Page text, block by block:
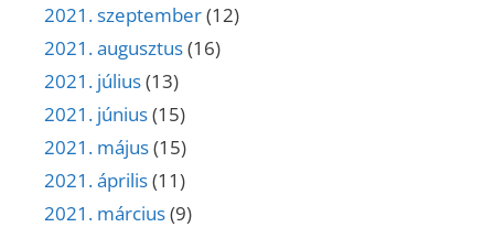
2021. szeptember(12)
2021. augusztus(16)
2021. július(13)
2021. június(15)
2021. május(15)
2021. április(11)
2021. március(9)